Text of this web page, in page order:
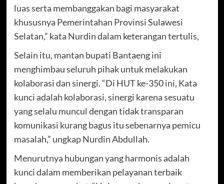
luas serta membanggakan bagi masyarakat
khususnya Pemerintahan Provinsi Sulawesi
Selatan,” kata Nurdin dalam keterangan tertulis,
Selain itu, mantan bupati Bantaeng ini
menghimbau seluruh pihak untuk melakukan
kolaborasi dan sinergi. “Di HUT ke-350 ini, Kata
kunci adalah kolaborasi, sinergi karena sesuatu
yang selalu muncul dengan tidak transparan
komunikasi kurang bagus itu sebenarnya pemicu
masalah,” ungkap Nurdin Abdullah.
Menurutnya hubungan yang harmonis adalah
kunci dalam memberikan pelayanan terbaik